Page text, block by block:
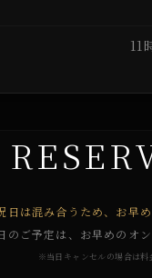
11
日は混み合うため、お早
のご予定は、お早めのオ
※当日キャンセルの場合は料